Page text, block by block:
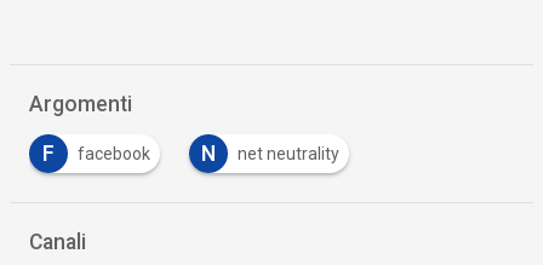
Argomenti
F facebook N net neutrality
Canali